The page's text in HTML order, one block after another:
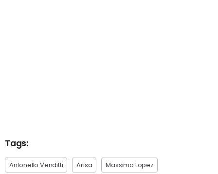
Tags:
Antonello Venditti Arisa Massimo Lopez